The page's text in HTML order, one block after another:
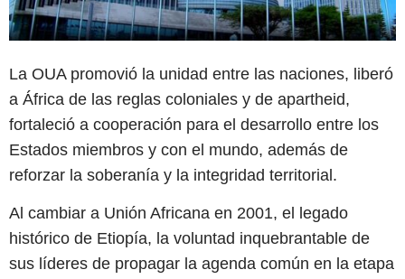
La OUA promovió la unidad entre las naciones, liberó
a África de las reglas coloniales y de apartheid,
fortaleció a cooperación para el desarrollo entre los
Estados miembros y con el mundo, además de
reforzar la soberanía y la integridad territorial.
Al cambiar a Unión Africana en 2001, el legado
histórico de Etiopía, la voluntad inquebrantable de
sus líderes de propagar la agenda común en la etapa